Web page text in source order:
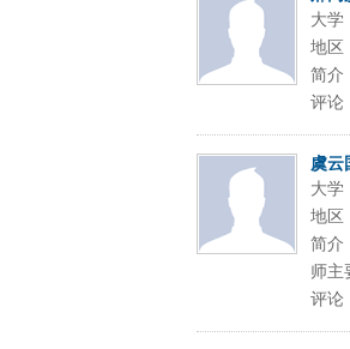
大学
地区
简介
评论
虞云
大学
地区
简介
师主
评论